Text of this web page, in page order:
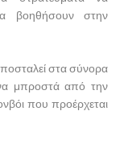
βοηθήσουν στην
στα σύνορα
μπροστά από την
που προέρχεται